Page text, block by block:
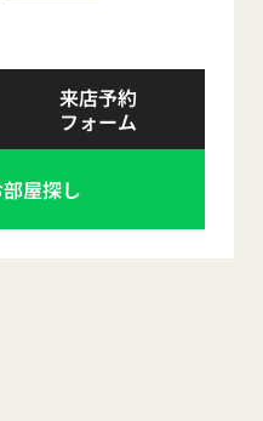
来店予約
フォーム
屋探し